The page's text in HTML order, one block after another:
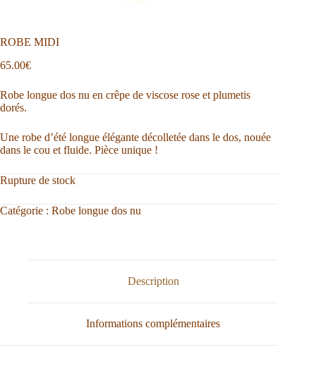
ROBE MIDI
65.00€
Robe longue dos nu en crêpe de viscose rose et plumetis
dorés.
Une robe d’été longue élégante décolletée dans le dos, nouée
dans le cou et fluide. Pièce unique !
Rupture de stock
Catégorie : Robe longue dos nu
Description
Informations complémentaires